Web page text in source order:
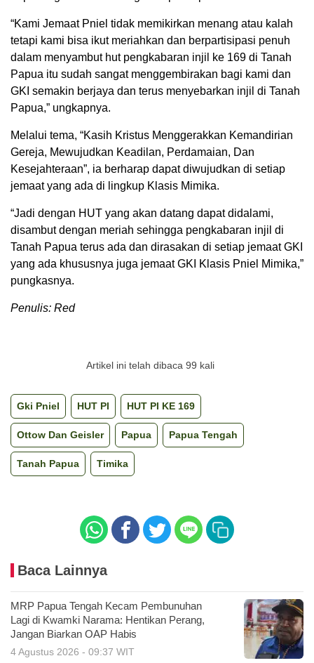
“Kami Jemaat Pniel tidak memikirkan menang atau kalah
tetapi kami bisa ikut meriahkan dan berpartisipasi penuh
dalam menyambut hut pengkabaran injil ke 169 di Tanah
Papua itu sudah sangat menggembirakan bagi kami dan
GKI semakin berjaya dan terus menyebarkan injil di Tanah
Papua,” ungkapnya.
Melalui tema, “Kasih Kristus Menggerakkan Kemandirian
Gereja, Mewujudkan Keadilan, Perdamaian, Dan
Kesejahteraan”, ia berharap dapat diwujudkan di setiap
jemaat yang ada di lingkup Klasis Mimika.
“Jadi dengan HUT yang akan datang dapat didalami,
disambut dengan meriah sehingga pengkabaran injil di
Tanah Papua terus ada dan dirasakan di setiap jemaat GKI
yang ada khususnya juga jemaat GKI Klasis Pniel Mimika,”
pungkasnya.
Penulis: Red
Artikel ini telah dibaca 99 kali
Gki Pniel HUT PI HUT PI KE 169
Ottow Dan Geisler Papua Papua Tengah
Tanah Papua Timika
Baca Lainnya
MRP Papua Tengah Kecam Pembunuhan
Lagi di Kwamki Narama: Hentikan Perang,
Jangan Biarkan OAP Habis
4 Agustus 2026 - 09:37 WIT